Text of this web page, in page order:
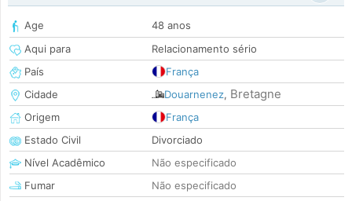
Age
48 anos
Aqui para
Relacionamento sério
País
França
Cidade
Douarnenez, Bretagne
Origem
França
Estado Civil
Divorciado
Nível Acadêmico
Não especificado
Fumar
Não especificado